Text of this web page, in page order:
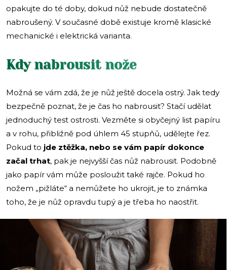
opakujte do té doby, dokud nůž nebude dostatečně
nabroušený. V současné době existuje kromě klasické
mechanické i elektrická varianta.
Kdy nabrousit nože
Možná se vám zdá, že je nůž ještě docela ostrý. Jak tedy
bezpečně poznat, že je čas ho nabrousit? Stačí udělat
jednoduchý test ostrosti. Vezměte si obyčejný list papíru
a v rohu, přibližně pod úhlem 45 stupňů, udělejte řez.
Pokud to jde ztěžka, nebo se vám papír dokonce
začal trhat, pak je nejvyšší čas nůž nabrousit. Podobně
jako papír vám může posloužit také rajče. Pokud ho
nožem „pižláte“ a nemůžete ho ukrojit, je to známka
toho, že je nůž opravdu tupý a je třeba ho naostřit.